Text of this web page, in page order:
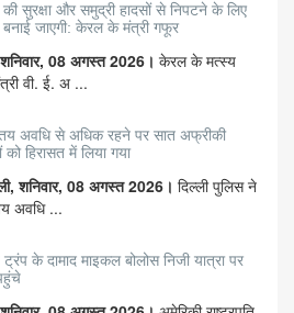
सुरक्षा और समुद्री हादसों से निपटने के लिए
जाएगी: केरल के मंत्री गफूर
शनिवार, 08 अगस्त 2026। केरल के मत्स्य
वी. ई. अ ...
तय अवधि से अधिक रहने पर सात अफ्रीकी
को हिरासत में लिया गया
शनिवार, 08 अगस्त 2026। दिल्ली पुलिस ने
अवधि ...
ट्रंप के दामाद माइकल बोलोस निजी यात्रा पर